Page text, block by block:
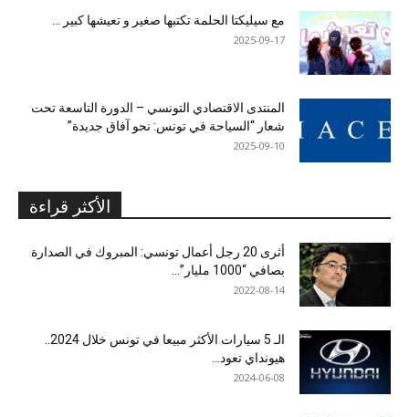
مع سيليكتا الحلمة تكتبها صغير و تعيشها كبير …
2025-09-17
المنتدى الاقتصادي التونسي – الدورة التاسعة تحت
شعار “السياحة في تونس: نحو آفاق جديدة”
2025-09-10
الأكثر قراءة
أثرى 20 رجل أعمال تونسي: المبروك في الصدارة
بصافي “1000 مليار”...
2022-08-14
هيونداي تعود...
2024-06-08